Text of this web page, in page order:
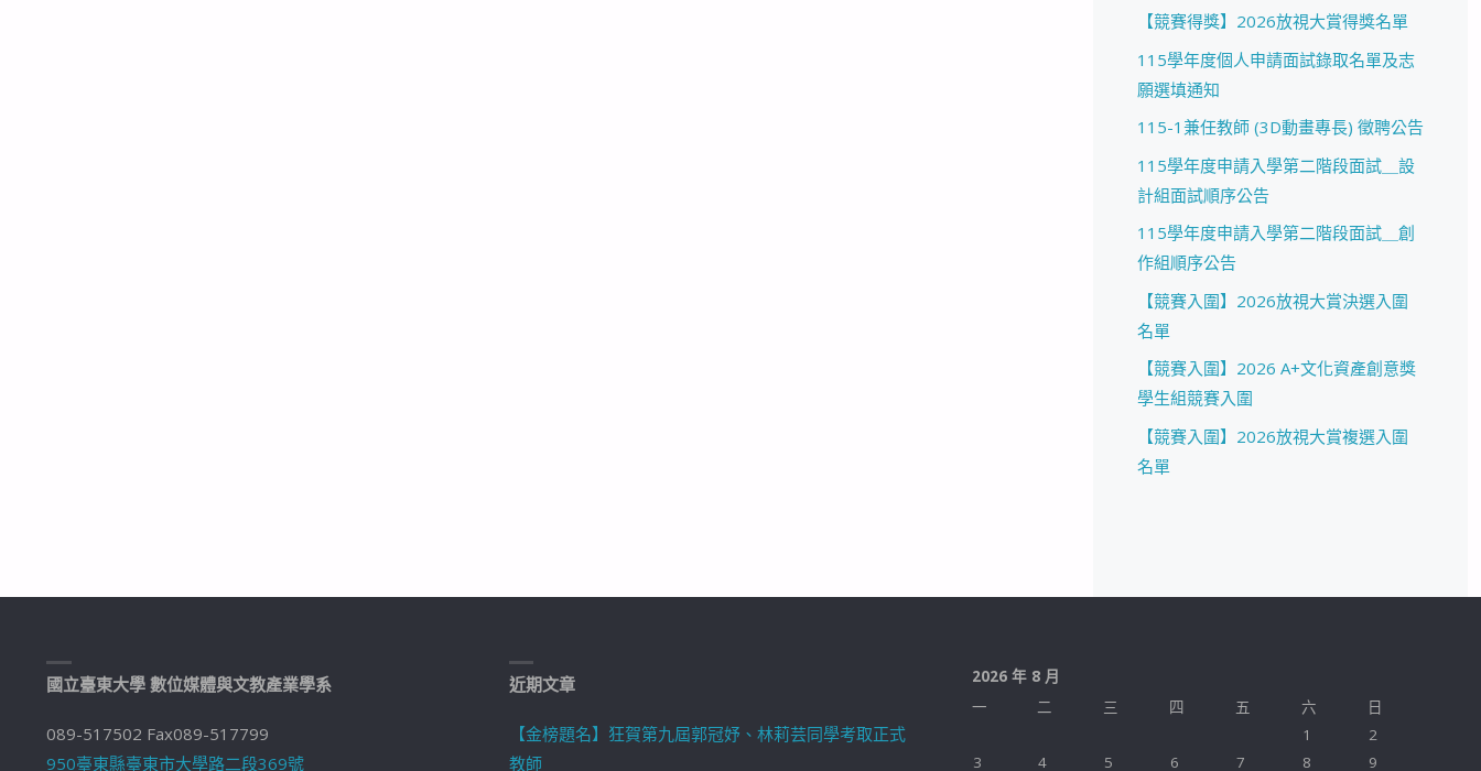
【競賽得獎】2026放視大賞得獎名單
115學年度個人申請面試錄取名單及志
願選填通知
115-1兼任教師 (3D動畫專長) 徵聘公告
115學年度申請入學第二階段面試＿設
計組面試順序公告
115學年度申請入學第二階段面試＿創
作組順序公告
【競賽入圍】2026放視大賞決選入圍
名單
【競賽入圍】2026 A+文化資產創意獎
學生組競賽入圍
【競賽入圍】2026放視大賞複選入圍
名單
國立臺東大學 數位媒體與文教產業學系
089-517502 Fax089-517799
950臺東縣臺東市大學路二段369號
近期文章
【金榜題名】狂賀第九屆郭冠妤、林莉芸同學考取正式
教師
2026 年 8 月
一
二 三 四 五 六
日
1
2
3
4 5 6 7 8 9